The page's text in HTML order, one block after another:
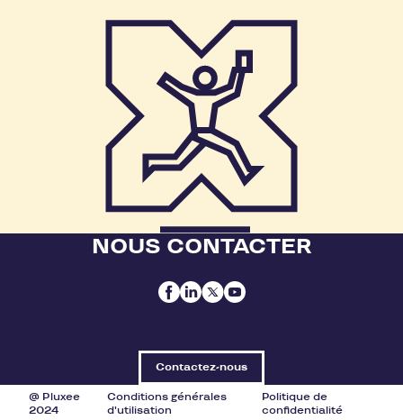
NOUS CONTACTER
Contactez-nous
@ Pluxee
2024
Conditions générales
d'utilisation
Politique de
confidentialité